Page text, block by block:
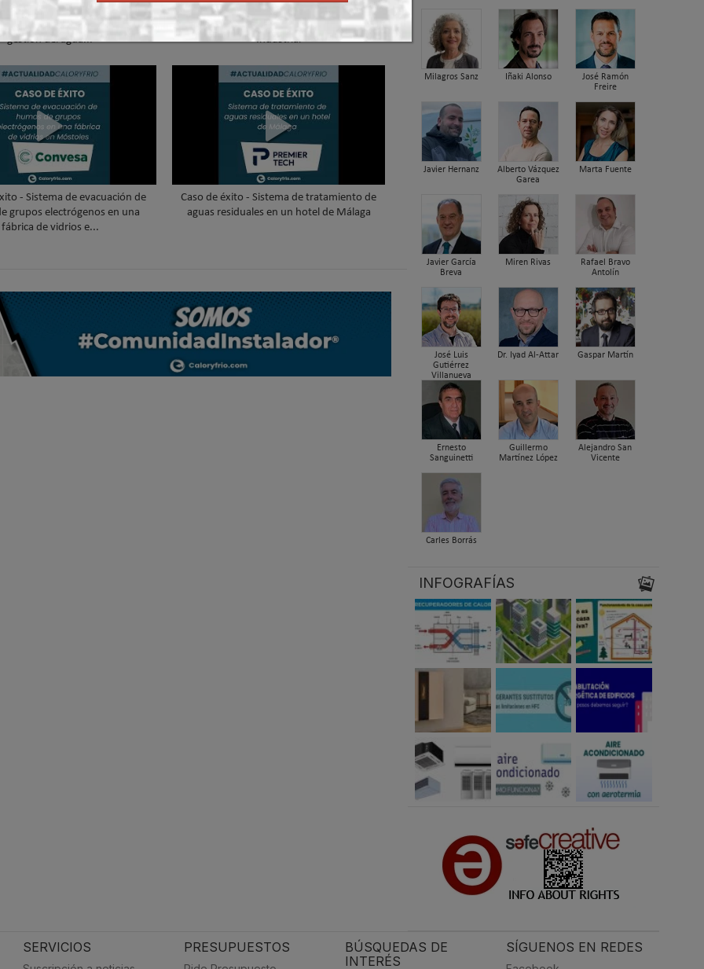
el sistema que convierte la
una infraestructura activa de
gestión del agua...
Lilu González: de FP Dual a embajadora
#ComunidadInstalador® | Mecatrónica
Industrial
- Sistema de evacuación de
grupos electrógenos en una
fábrica de vidrios e...
Caso de éxito - Sistema de tratamiento de
aguas residuales en un hotel de Málaga
Milagros Sanz Iñaki Alonso
José Ramón
Freire
Javier Hernanz
Alberto Vázquez
Garea
Marta Fuente
Javier García
Breva
Miren Rivas
Rafael Bravo
Antolín
José Luis
Gutiérrez
Villanueva
Dr. Iyad Al-Attar Gaspar Martín
Ernesto
Sanguinetti
Guillermo
Martínez López
Alejandro San
Vicente
Carles Borrás
INFOGRAFÍAS
SERVICIOS PRESUPUESTOS
BÚSQUEDAS DE
INTERÉS
SÍGUENOS EN REDES